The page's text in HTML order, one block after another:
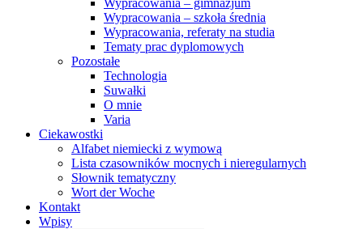
Wypracowania – szkoła średnia
Wypracowania, referaty na studia
Tematy prac dyplomowych
Pozostałe
Technologia
Suwałki
O mnie
Varia
Ciekawostki
Alfabet niemiecki z wymową
Lista czasowników mocnych i nieregularnych
Słownik tematyczny
Wort der Woche
Kontakt
Wpisy